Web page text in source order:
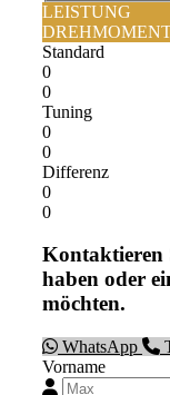
LEISTUNG
Standard
0
0
Tuning
0
0
Differenz
0
0
Kontaktieren
haben oder
möchten.
WhatsApp
Vorname